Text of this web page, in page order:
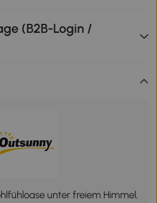
(B2B-Login /
unter freiem Himmel,